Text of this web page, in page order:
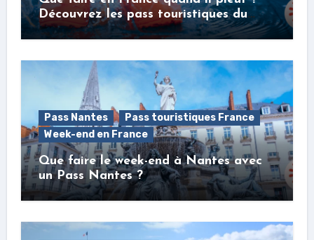
Découvrez les pass touristiques du
Pass France
Pass Nantes
Pass touristiques France
Week-end en France
Que faire le week-end à Nantes avec
un Pass Nantes ?